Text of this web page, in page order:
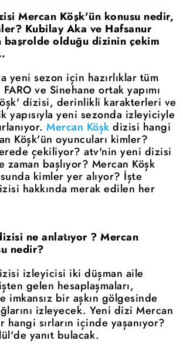
Mercan Köşk'ün konusu nedir,
Kubilay Aka ve Hafsanur
başrolde olduğu dizinin çekim
yeni sezon için hazırlıklar tüm
FARO ve Sinehane ortak yapımı
dizisi, derinlikli karakterleri ve
yapısıyla yeni sezonda izleyiciyle
Mercan Köşk dizisi hangi
Köşk'ün oyuncuları kimler?
çekiliyor? atv'nin yeni dizisi
zaman başlıyor? Mercan Köşk
kimler yer alıyor? İşte
hakkında merak edilen her
ne anlatıyor ? Mercan
nedir?
izleyicisi iki düşman aile
gelen hesaplaşmaları,
imkansız bir aşkın gölgesinde
izleyecek. Yeni dizi Mercan
hangi sırların içinde yaşanıyor?
yanıt bulacak.